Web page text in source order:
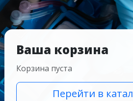
Ваша корзина
Корзина пуста
Перейти в